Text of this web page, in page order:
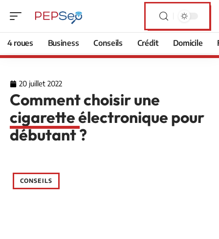
4 roues Business Conseils Crédit Domicile
20 juillet 2022
Comment choisir une
cigarette électronique pour
débutant ?
CONSEILS